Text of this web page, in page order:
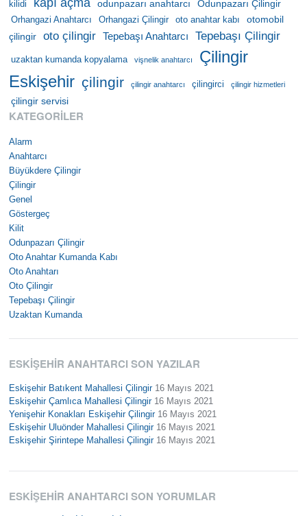
kilidi
odunpazarı anahtarcı Odunpazarı Çilingir
Orhangazi Anahtarcı Orhangazi Çilingir oto anahtar kabı
otomobil
çilingir
oto çilingir Tepebaşı Anahtarcı Tepebaşı Çilingir
uzaktan kumanda kopyalama vişnelik anahtarcı
Çilingir
Eskişehir çilingir çilingir anahtarcı çilingirci çilingir hizmetleri
çilingir servisi
KATEGORILER
Alarm
Anahtarcı
Büyükdere Çilingir
Çilingir
Genel
Göstergeç
Kilit
Odunpazarı Çilingir
Oto Anahtar Kumanda Kabı
Oto Anahtarı
Oto Çilingir
Tepebaşı Çilingir
Uzaktan Kumanda
ESKIŞEHIR ANAHTARCI SON YAZILAR
Eskişehir Batıkent Mahallesi Çilingir 16 Mayıs 2021
Eskişehir Çamlıca Mahallesi Çilingir 16 Mayıs 2021
Yenişehir Konakları Eskişehir Çilingir 16 Mayıs 2021
Eskişehir Uluönder Mahallesi Çilingir 16 Mayıs 2021
Eskişehir Şirintepe Mahallesi Çilingir 16 Mayıs 2021
ESKIŞEHIR ANAHTARCI SON YORUMLAR